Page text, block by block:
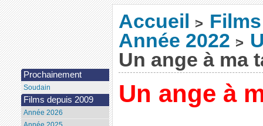
Accueil >
Année 2022 >
Un ange à ma
Un ange à
Prochainement
Soudain
Films depuis 2009
Année 2026